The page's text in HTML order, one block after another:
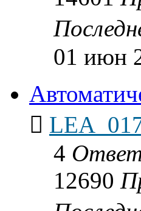
01 июн
4
12690